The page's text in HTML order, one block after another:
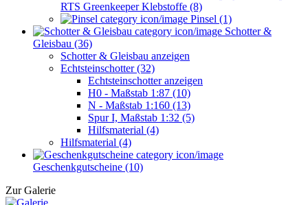
RTS Greenkeeper Klebstoffe (8)
Pinsel (1)
Schotter &
Gleisbau (36)
Schotter & Gleisbau anzeigen
Echtsteinschotter (32)
Echtsteinschotter anzeigen
H0 - Maßstab 1:87 (10)
N - Maßstab 1:160 (13)
Spur I, Maßstab 1:32 (5)
Hilfsmaterial (4)
Hilfsmaterial (4)
Geschenkgutscheine (10)
Zur Galerie